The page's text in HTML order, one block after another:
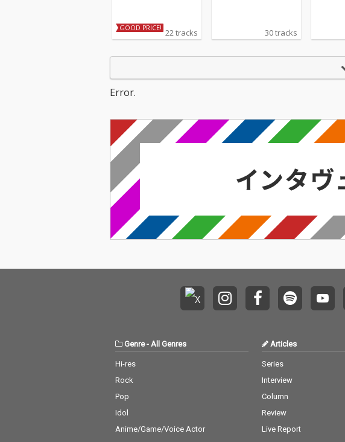
GOOD PRICE! 22 tracks 30 tracks
Error.
Genre- All Genres
Hi-res
Rock
Pop
Idol
Anime/Game/Voice Actor
Articles
Series
Interview
Column
Review
Live Report